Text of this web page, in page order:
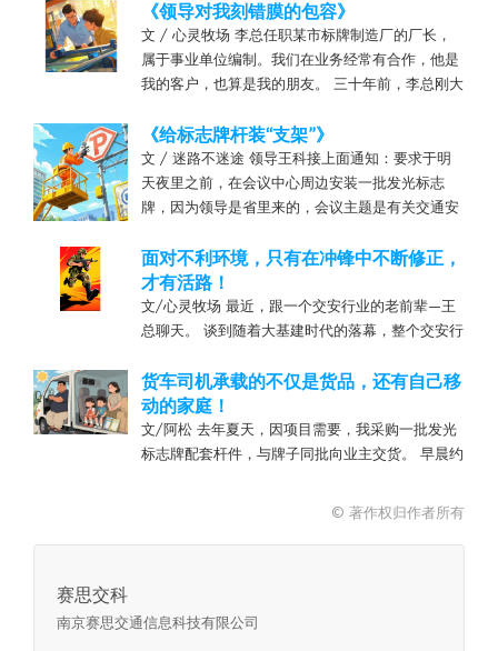
位列席参加，讨论的是一个新改造的、极度不规则
的五岔路口，信...
《领导对我刻错膜的包容》
文 / 心灵牧场 李总任职某市标牌制造厂的厂长，
属于事业单位编制。我们在业务经常有合作，他是
我的客户，也算是我的朋友。 三十年前，李总刚大
们一起喝酒。酒到酣处，李总感慨地说道：这么多
年能一直在标...
《给标志牌杆装“支架”》
文 / 迷路不迷途 领导王科接上面通知：要求于明
天夜里之前，在会议中心周边安装一批发光标志
牌，因为领导是省里来的，会议主题是有关交通安
米大牌子，6块小圆牌，赶紧落实生产计划，加班
加点完成。 很快...
面对不利环境，只有在冲锋中不断修正，
才有活路！
文/心灵牧场 最近，跟一个交安行业的老前辈—王
总聊天。 谈到随着大基建时代的落幕，整个交安行
量一去不复返，项目在逐渐减少，已不足以养活现
在存量的交安设施公司，“僧多粥少”，必然哄抢，
好不容易出现...
货车司机承载的不仅是货品，还有自己移
动的家庭！
文/阿松 去年夏天，因项目需要，我采购一批发光
标志牌配套杆件，与牌子同批向业主交货。 早晨约
说他车子已经到了项目部门口了。 天气炎热，骄阳
© 著作权归作者所有
赛思交科
南京赛思交通信息科技有限公司